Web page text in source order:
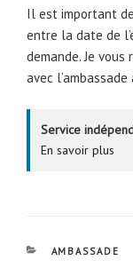
Il est important
entre la date de
demande. Je
avec
Service
En savoir plus
CATÉGORIES
AMBASSADE